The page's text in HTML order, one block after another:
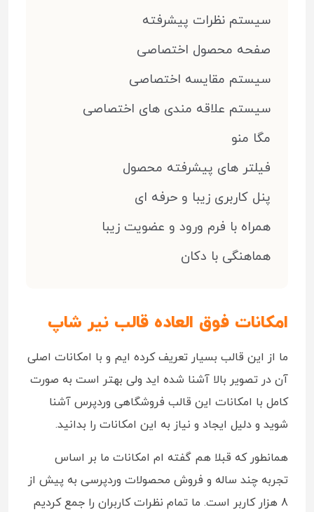
سیستم نظرات پیشرفته
صفحه محصول اختصاصی
سیستم مقایسه اختصاصی
سیستم علاقه مندی های اختصاصی
مگا منو
فیلتر های پیشرفته محصول
پنل کاربری زیبا و حرفه ای
همراه با فرم ورود و عضویت زیبا
هماهنگی با دکان
امکانات فوق العاده قالب نیر شاپ
ما از این قالب بسیار تعریف کرده ایم و با امکانات اصلی
آن در تصویر بالا آشنا شده اید ولی بهتر است به صورت
کامل با امکانات این قالب فروشگاهی وردپرس آشنا
شوید و دلیل ایجاد و نیاز به این امکانات را بدانید.
همانطور که قبلا هم گفته ام امکانات ما بر اساس
تجربه چند ساله و فروش محصولات وردپرسی به پیش از
8 هزار کاربر است. ما تمام نظرات کاربران را جمع کردیم